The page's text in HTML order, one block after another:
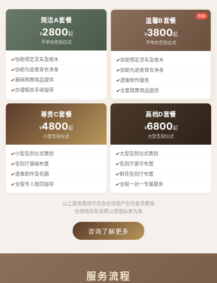
简洁A套餐
¥2800起
不举办告别仪式
协助预定灵车及棺木
协助为逝者穿衣净身
基础殡葬用品提供
办理相关手续指导
热销
温馨B套餐
¥3800起
不举办告别仪式
协助预定灵车及棺木
协助为逝者穿衣净身
遗像制作服务
全套殡葬用品提供
尊贵C套餐
¥4800起
小型告别仪式
小型告别仪式策划
告别厅基础布置
遗像制作及花圈
全程专人陪同指导
高档D套餐
¥6800起
大型告别仪式
大型告别仪式策划
告别厅豪华布置
鲜花告别厅布置
全程一对一专属服务
以上服务费用不包含在场馆产生的各项费用
在场馆实际消费以场馆标准为准
咨询了解更多
服务流程